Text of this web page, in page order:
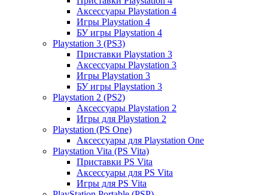
Аксессуары Playstation 4
Игры Playstation 4
БУ игры Playstation 4
Playstation 3 (PS3)
Приставки Playstation 3
Аксессуары Playstation 3
Игры Playstation 3
БУ игры Playstation 3
Playstation 2 (PS2)
Аксессуары Playstation 2
Игры для Playstation 2
Playstation (PS One)
Аксессуары для Playstation One
Playstation Vita (PS Vita)
Приставки PS Vita
Аксессуары для PS Vita
Игры для PS Vita